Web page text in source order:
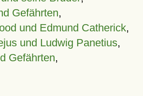
Gefährten,
und Edmund Catherick,
und Ludwig Panetius,
Gefährten,